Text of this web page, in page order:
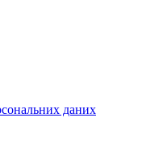
даних